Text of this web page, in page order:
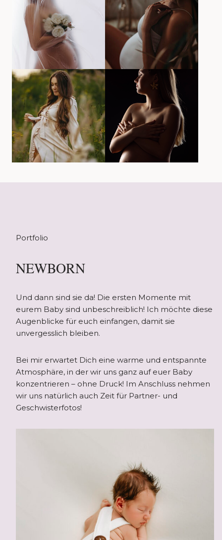
Portfolio
NEWBORN
Und dann sind sie da! Die ersten Momente mit
eurem Baby sind unbeschreiblich! Ich möchte diese
Augenblicke für euch einfangen, damit sie
unvergesslich bleiben.
Bei mir erwartet Dich eine warme und entspannte
Atmosphäre, in der wir uns ganz auf euer Baby
konzentrieren – ohne Druck! Im Anschluss nehmen
wir uns natürlich auch Zeit für Partner- und
Geschwisterfotos!